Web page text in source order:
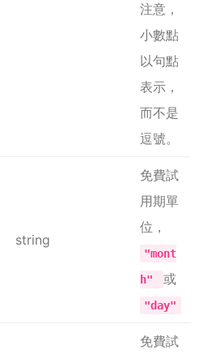
注意，
小數點
以句點
表示，
而不是
逗號。
string
免費試
用期單
位，
"mont
h"
或
"day"
免費試